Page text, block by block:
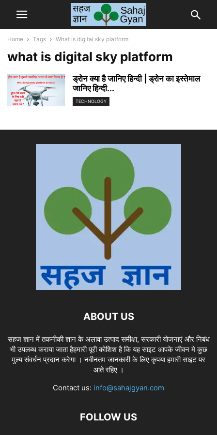
Home Tags What is digital sky platform
what is digital sky platform
ड्रोन क्या है जानिए हिन्दी | ड्रोन का इस्तेमाल
जानिए हिन्दी...
TECHNOLOGY
ABOUT US
सहज ज्ञान में तकनीकी ज्ञान के अलावा उत्पाद समीक्षा, सरकारी योजनाएं और निबंध
भी उपलब्ध कराया जाता हैहमारी पूरी कोशिश है कि यह साइट आपके जीवन मे कुछ
मुल्य संवर्धन प्रदान करेगा । नवीनतम जानकारी के लिए कृपया हमारी साइट पर
आते रहिए ।
Contact us: info@sahajgyan.com
FOLLOW US